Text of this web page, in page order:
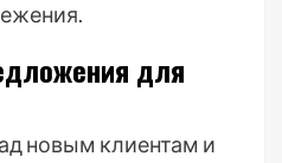
для
новым клиентам и